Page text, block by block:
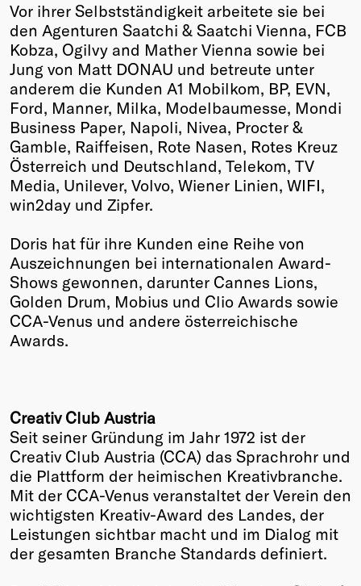
Vor ihrer Selbstständigkeit arbeitete sie bei
den Agenturen Saatchi & Saatchi Vienna, FCB
Kobza, Ogilvy and Mather Vienna sowie bei
Jung von Matt DONAU und betreute unter
anderem die Kunden A1 Mobilkom, BP, EVN,
Ford, Manner, Milka, Modelbaumesse, Mondi
Business Paper, Napoli, Nivea, Procter &
Gamble, Raiffeisen, Rote Nasen, Rotes Kreuz
Österreich und Deutschland, Telekom, TV
Media, Unilever, Volvo, Wiener Linien, WIFI,
win2day und Zipfer.
Doris hat für ihre Kunden eine Reihe von
Auszeichnungen bei internationalen Award-
Shows gewonnen, darunter Cannes Lions,
Golden Drum, Mobius und Clio Awards sowie
CCA-Venus und andere österreichische
Awards.
Creativ Club Austria
Seit seiner Gründung im Jahr 1972 ist der
Creativ Club Austria (CCA) das Sprachrohr und
die Plattform der heimischen Kreativbranche.
Mit der CCA-Venus veranstaltet der Verein den
wichtigsten Kreativ-Award des Landes, der
Leistungen sichtbar macht und im Dialog mit
der gesamten Branche Standards definiert.